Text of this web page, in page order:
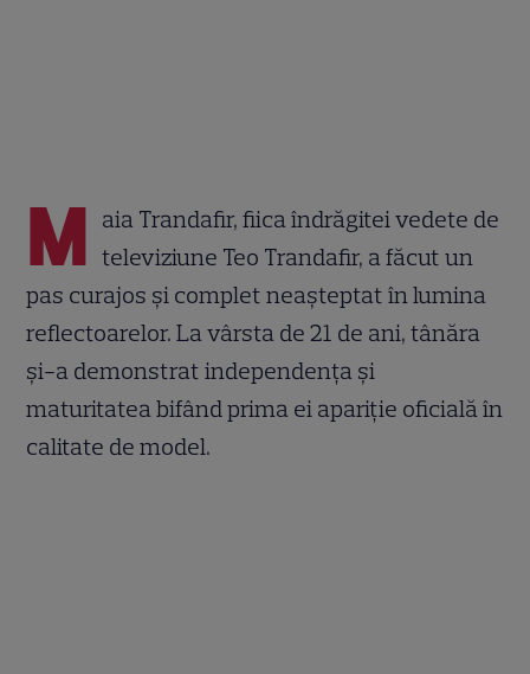
M aia Trandafir, fiica îndrăgitei vedete de
televiziune Teo Trandafir, a făcut un
pas curajos și complet neașteptat în lumina
reflectoarelor. La vârsta de 21 de ani, tânăra
și-a demonstrat independența și
maturitatea bifând prima ei apariție oficială în
calitate de model.